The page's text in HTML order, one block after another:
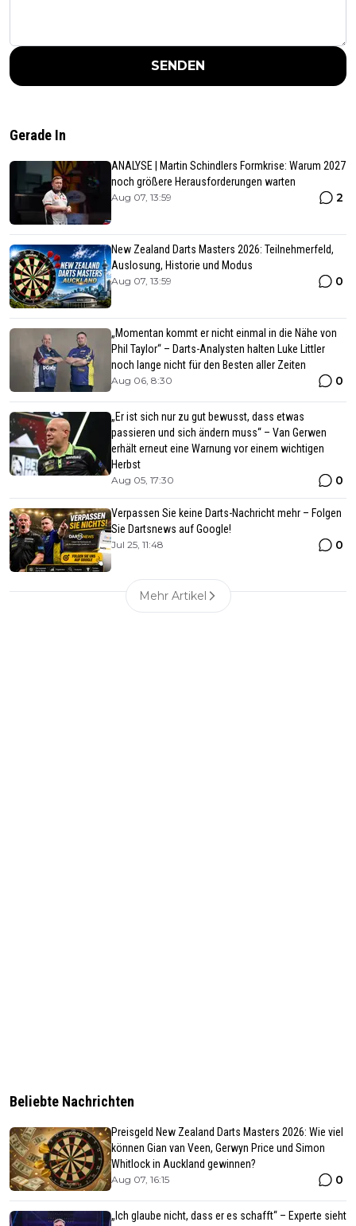
SENDEN
Gerade In
ANALYSE | Martin Schindlers Formkrise: Warum 2027
noch größere Herausforderungen warten
Aug 07, 13:59 2
New Zealand Darts Masters 2026: Teilnehmerfeld,
Auslosung, Historie und Modus
Aug 07, 13:59 0
„Momentan kommt er nicht einmal in die Nähe von
Phil Taylor“ – Darts-Analysten halten Luke Littler
noch lange nicht für den Besten aller Zeiten
Aug 06, 8:30 0
„Er ist sich nur zu gut bewusst, dass etwas
passieren und sich ändern muss“ – Van Gerwen
erhält erneut eine Warnung vor einem wichtigen
Herbst
Aug 05, 17:30 0
Verpassen Sie keine Darts-Nachricht mehr – Folgen
Sie Dartsnews auf Google!
Jul 25, 11:48 0
Mehr Artikel
Beliebte Nachrichten
Preisgeld New Zealand Darts Masters 2026: Wie viel
können Gian van Veen, Gerwyn Price und Simon
Whitlock in Auckland gewinnen?
Aug 07, 16:15 0
„Ich glaube nicht, dass er es schafft“ – Experte sieht